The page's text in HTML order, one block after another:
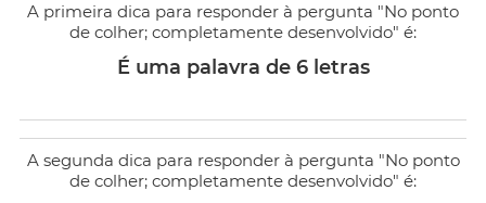
A primeira dica para responder à pergunta "No ponto
de colher; completamente desenvolvido" é:
É uma palavra de 6 letras
A segunda dica para responder à pergunta "No ponto
de colher; completamente desenvolvido" é: